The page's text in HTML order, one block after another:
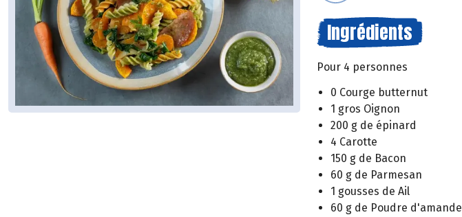
Ingrédients
Pour 4 personnes
0 Courge butternut
1 gros Oignon
200 g de épinard
4 Carotte
150 g de Bacon
60 g de Parmesan
1 gousses de Ail
60 g de Poudre d'amande